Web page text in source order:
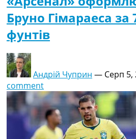
Бруно Гімараеса за
фунтів
Андрій Чуприн — Серп 5,
comment